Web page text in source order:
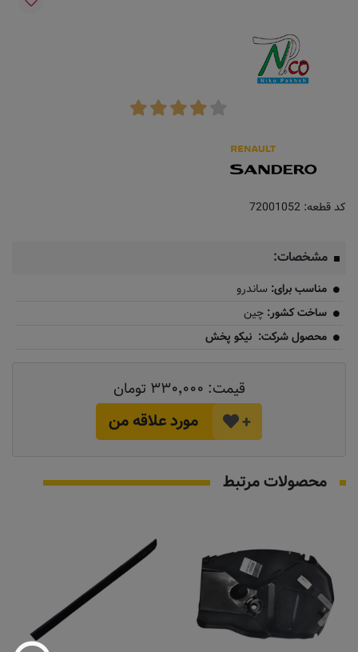
کد قطعه: 72001052
مشخصات:
مناسب برای: ساندرو
ساخت کشور: چین
محصول شرکت: نیکو پخش
قیمت: ۳۳۰٬۰۰۰ تومان
+ مورد علاقه من
محصولات مرتبط